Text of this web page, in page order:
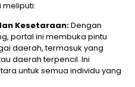
Kesetaraan:Dengan
portal ini membuka pintu
daerah, termasuk yang
daerah terpencil. Ini
untuk semua individu yang